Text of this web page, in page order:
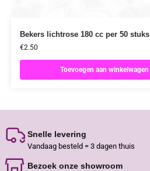
Bekers lichtrose 180 cc per 50 stuks
€2.50
Toevoegen aan winkelwagen
Snelle levering
Vandaag besteld = 3 dagen thuis
Bezoek onze showroom